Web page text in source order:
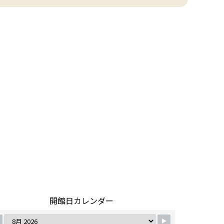
開館日カレンダー